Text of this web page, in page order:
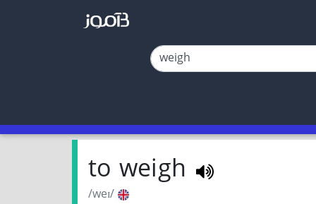
to weigh
/weɪ/